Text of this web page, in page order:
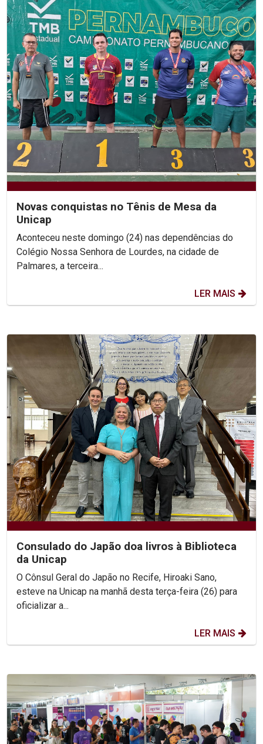
Novas conquistas no Tênis de Mesa da
Unicap
Aconteceu neste domingo (24) nas dependências do
Colégio Nossa Senhora de Lourdes, na cidade de
Palmares, a terceira...
LER MAIS
Consulado do Japão doa livros à Biblioteca
da Unicap
O Cônsul Geral do Japão no Recife, Hiroaki Sano,
esteve na Unicap na manhã desta terça-feira (26) para
oficializar a...
LER MAIS